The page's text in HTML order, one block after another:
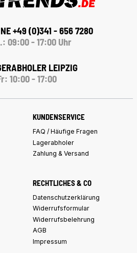
+49 (0)341 - 656 7280
09:00 - 17:00 Uhr
LEIPZIG
10:00 - 17:00
KUNDENSERVICE
FAQ / Häufige Fragen
Lagerabholer
Zahlung & Versand
RECHTLICHES & CO
Datenschutzerklärung
Widerrufsformular
Widerrufsbelehrung
AGB
Impressum